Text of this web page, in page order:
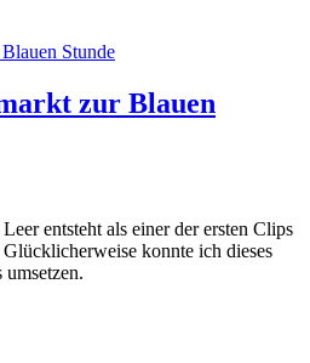
zur Blauen
entsteht als einer der ersten Clips
konnte ich dieses